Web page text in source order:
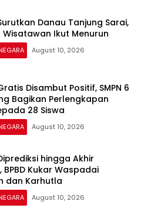
Danau Tanjung Sarai,
Wisatawan Ikut Menurun
August 10, 2026
Disambut Positif, SMPN 6
Bagikan Perlengkapan
28 Siswa
August 10, 2026
hingga Akhir
BPBD Kukar Waspadai
dan Karhutla
August 10, 2026